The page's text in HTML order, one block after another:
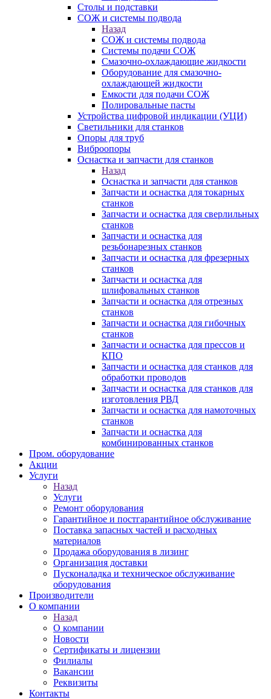
Столы и подставки
СОЖ и системы подвода
Назад
СОЖ и системы подвода
Системы подачи СОЖ
Смазочно-охлаждающие жидкости
Оборудование для смазочно-
охлаждающей жидкости
Емкости для подачи СОЖ
Полировальные пасты
Устройства цифровой индикации (УЦИ)
Светильники для станков
Опоры для труб
Виброопоры
Оснастка и запчасти для станков
Назад
Оснастка и запчасти для станков
Запчасти и оснастка для токарных
станков
Запчасти и оснастка для сверлильных
станков
Запчасти и оснастка для
резьбонарезных станков
Запчасти и оснастка для фрезерных
станков
Запчасти и оснастка для
шлифовальных станков
Запчасти и оснастка для отрезных
станков
Запчасти и оснастка для гибочных
станков
Запчасти и оснастка для прессов и
КПО
Запчасти и оснастка для станков для
обработки проводов
Запчасти и оснастка для станков для
изготовления РВД
Запчасти и оснастка для намоточных
станков
Запчасти и оснастка для
комбинированных станков
Пром. оборудование
Акции
Услуги
Назад
Услуги
Ремонт оборудования
Гарантийное и постгарантийное обслуживание
Поставка запасных частей и расходных
материалов
Продажа оборудования в лизинг
Организация доставки
Пусконаладка и техническое обслуживание
оборудования
Производители
О компании
Назад
О компании
Новости
Сертификаты и лицензии
Филиалы
Вакансии
Реквизиты
Контакты